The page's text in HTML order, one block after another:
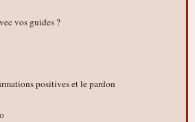
vos guides ?
positives et le pardon